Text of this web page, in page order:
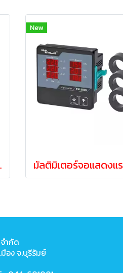
220V
New
ำกัด
มือง จ.บุรีรัมย์